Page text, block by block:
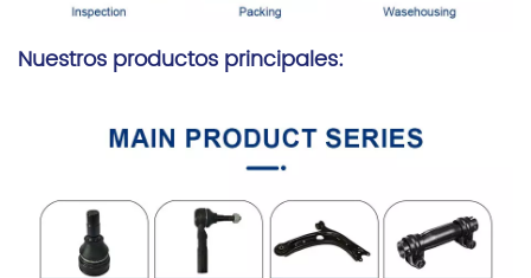
Nuestros productos principales: